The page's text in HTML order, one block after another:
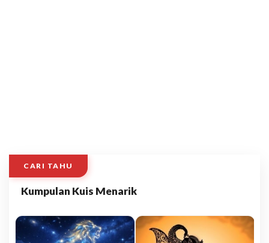
CARI TAHU
Kumpulan Kuis Menarik